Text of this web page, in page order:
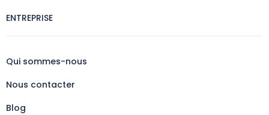
ENTREPRISE
Qui sommes-nous
Nous contacter
Blog